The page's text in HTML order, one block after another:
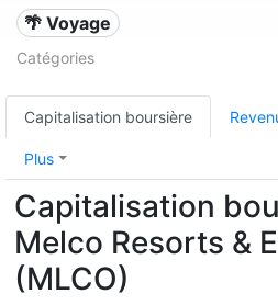
🌴 Voyage
Catégories
Capitalisation boursière
Plus
Capitalisation
Melco Resorts &
(MLCO)